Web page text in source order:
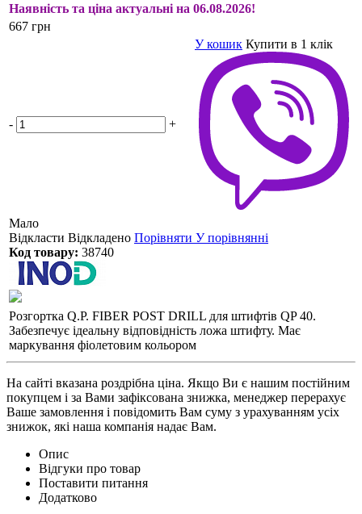
Наявність та ціна актуальні на 06.08.2026!
667 грн
- +
У кошик Купити в 1 клік
Мало
Відкласти Відкладено Порівняти У порівнянні
Код товару: 38740
Розгортка Q.P. FIBER POST DRILL для штифтів QP 40.
Забезпечує ідеальну відповідність ложа штифту. Має
маркування фіолетовим кольором
На сайті вказана роздрібна ціна. Якщо Ви є нашим постійним
покупцем і за Вами зафіксована знижка, менеджер перерахує
Ваше замовлення і повідомить Вам суму з урахуванням усіх
знижок, які наша компанія надає Вам.
Опис
Відгуки про товар
Поставити питання
Додатково